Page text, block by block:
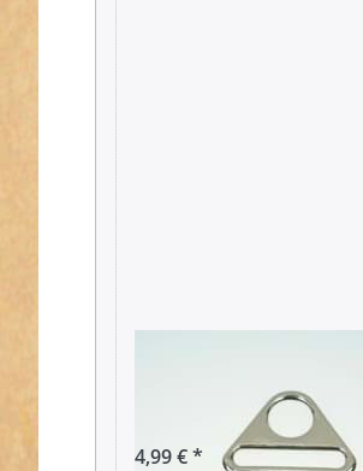
Triangel aus
39mm
4,99 € *